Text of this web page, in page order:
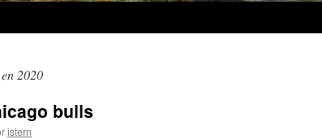
2020
bulls
istern